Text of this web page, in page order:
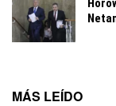
MÁS LEÍDO